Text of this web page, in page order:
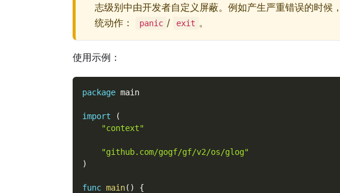
志级别中由开发者自定义屏蔽。例如产生严重错误的时候，
统动作：
panic / exit 。
使用示例：
package main
import
(
"context"
"github.com/gogf/gf/v2/os/glog"
)
func main( )
{